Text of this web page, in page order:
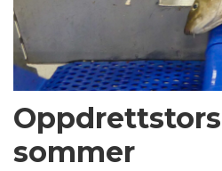
sommer